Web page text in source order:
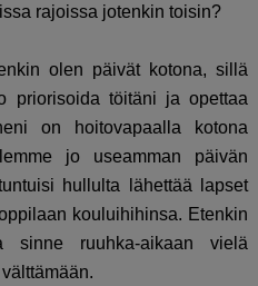
rajoissa jotenkin toisin?
olen päivät kotona, sillä
priorisoida töitäni ja opettaa
on hoitovapaalla kotona
jo useamman päivän
hullulta lähettää lapset
kouluihihinsa. Etenkin
sinne ruuhka-aikaan vielä